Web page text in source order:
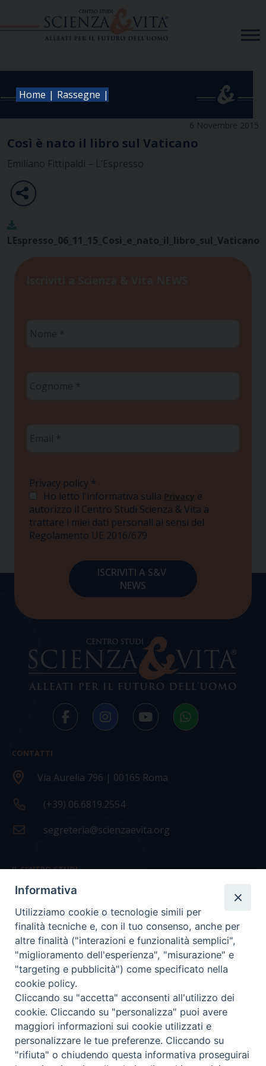
Home | Rassegne |
6 Novembre 2015
Così è nato il libro sul Vaticano
Emiliano Fittipaldi – L’Espresso
LEspresso_06_11_15_Cosi_e_nato_il_libro_sul_Vaticano
Privacy policy *
Ho letto l'informativa sulla Privacy e
autorizzo il Centro Studi Scienza & Vita a
trattare i miei dati personali ai sensi del
Regolamento UE 2016/679
CONTATTI
Via Aurelia 796 | 00165 Roma
(+39) 06.6819.2554
segreteria@scienzaevita.org
IL CENTRO STUDI
La nostra storia
Statuto
Presidenza e ufficio presidenza
Consiglio scientifico
Coordinamento nazionale
COPYRIGHT Scienza & Vita - C.F96600690588- Tutti i
Informativa
Utilizziamo cookie o tecnologie simili per
finalità tecniche e, con il tuo consenso, anche per
altre finalità ("interazioni e funzionalità semplici",
"miglioramento dell'esperienza", "misurazione" e
"targeting e pubblicità") come specificato nella
cookie policy.
Cliccando su "accetta" acconsenti all'utilizzo dei
cookie. Cliccando su "personalizza" puoi avere
maggiori informazioni sui cookie utilizzati e
personalizzare le tue preferenze. Cliccando su
"rifiuta" o chiudendo questa informativa proseguirai